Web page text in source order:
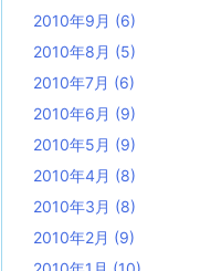
2010年9月 (6)
2010年8月 (5)
2010年7月 (6)
2010年6月 (9)
2010年5月 (9)
2010年4月 (8)
2010年3月 (8)
2010年2月 (9)